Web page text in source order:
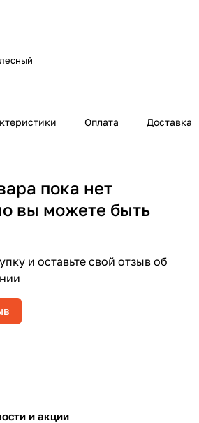
Оплата Доставка
пока нет
вы можете быть
и оставьте свой отзыв об
и акции